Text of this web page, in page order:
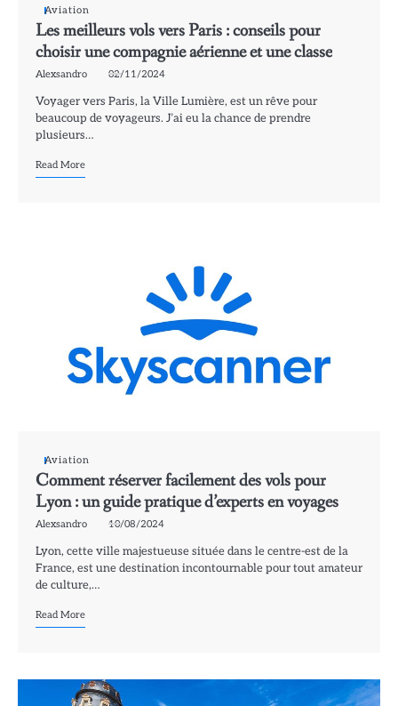
Aviation
Les meilleurs vols vers Paris : conseils pour
choisir une compagnie aérienne et une classe
Alexsandro 02/11/2024
Voyager vers Paris, la Ville Lumière, est un rêve pour
beaucoup de voyageurs. J’ai eu la chance de prendre
plusieurs…
Read More
Aviation
Comment réserver facilement des vols pour
Lyon : un guide pratique d’experts en voyages
Alexsandro 10/08/2024
Lyon, cette ville majestueuse située dans le centre-est de la
France, est une destination incontournable pour tout amateur
de culture,…
Read More